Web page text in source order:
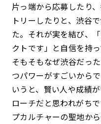
片っ端から応募したり
トリーしたりと、渋谷
た。それが実を結び、
クトです」と自信を持
そもそもなぜ渋谷だっ
つパワーがすごいから
いうと、賢い人や成績
ローチだと思われがち
プカルチャーの聖地か